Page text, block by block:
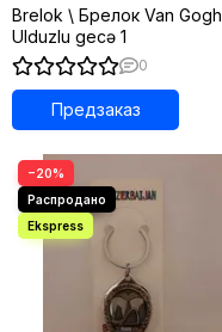
Brelok \ Брелок Van Gogh
Ulduzlu gecə 1
0
Предзаказ
−20%